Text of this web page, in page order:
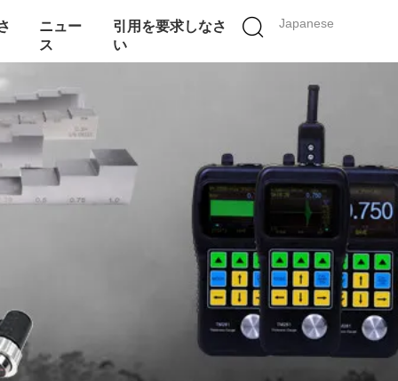
Japanese
ニュー
ス
引用を要求しなさ
い